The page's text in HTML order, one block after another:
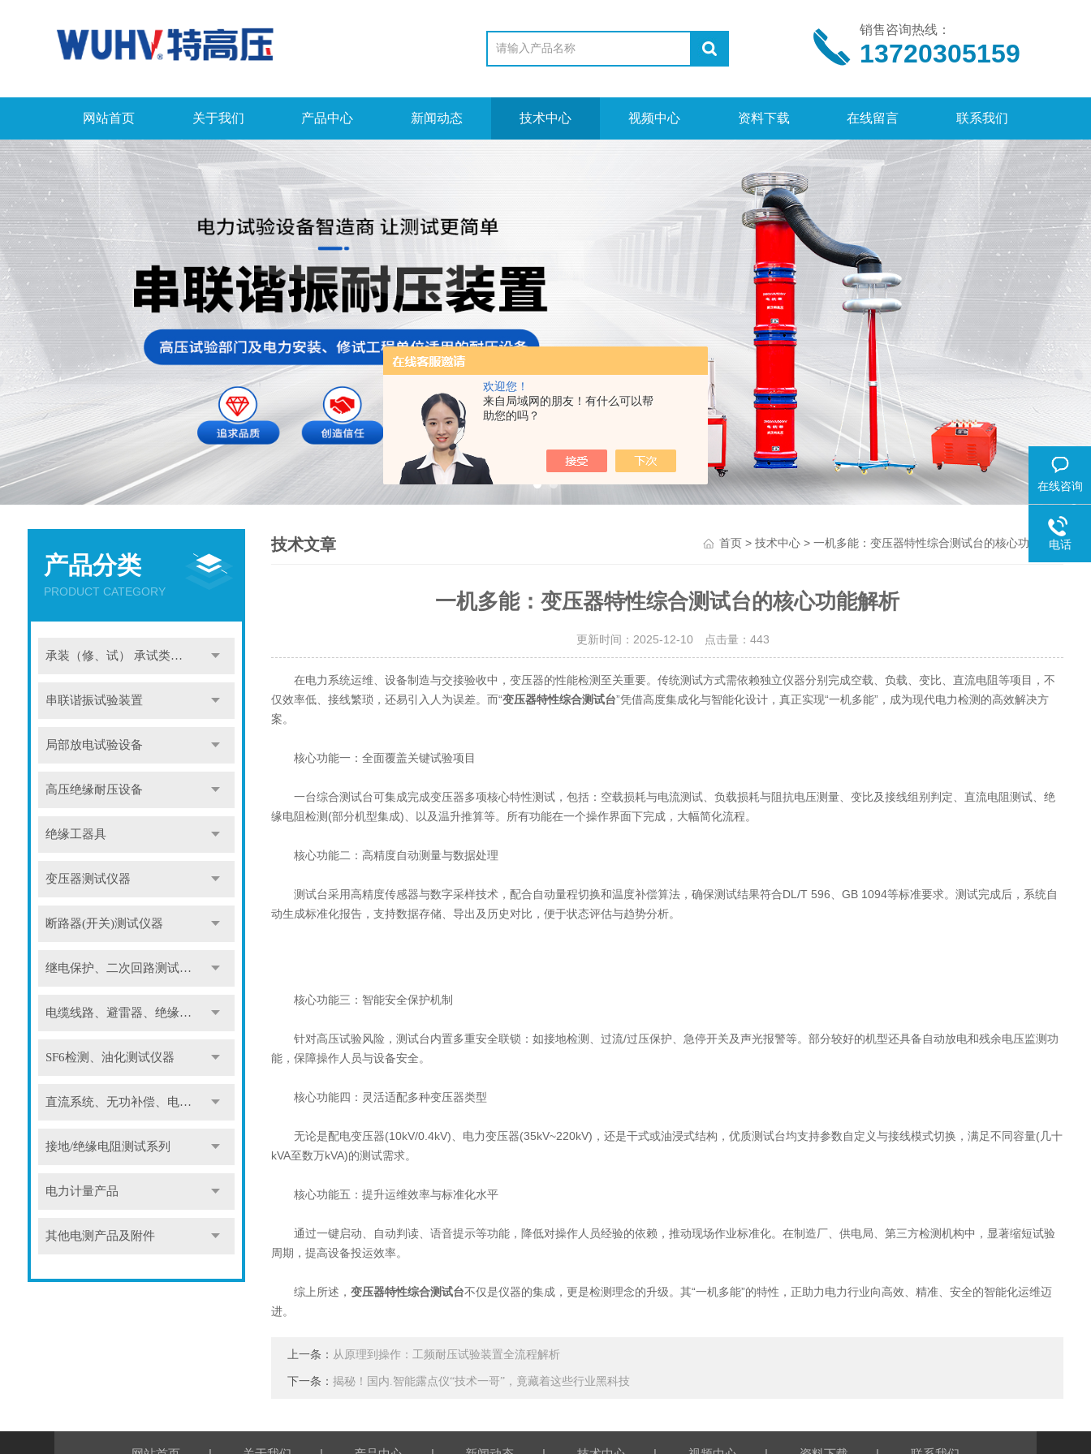
欢迎您！
来自局域网的朋友！有什么可以帮
助您的吗？
销售咨询热线：
13720305159
网站首页 关于我们 产品中心 新闻动态 技术中心 视频中心 资料下载 在线留言 联系我们
产品分类
PRODUCT CATEGORY
承装（修、试） 承试类仪器
串联谐振试验装置
局部放电试验设备
高压绝缘耐压设备
绝缘工器具
变压器测试仪器
断路器(开关)测试仪器
继电保护、二次回路测试仪器
电缆线路、避雷器、绝缘子测试仪器
SF6检测、油化测试仪器
直流系统、无功补偿、电池电机检测仪器
接地/绝缘电阻测试系列
电力计量产品
其他电测产品及附件
技术文章 首页 >技术中心 > 一机多能：变压器特性综合测试台的核心功能解析
一机多能：变压器特性综合测试台的核心功能解析
更新时间：2025-12-10 点击量：443
在电力系统运维、设备制造与交接验收中，变压器的性能检测至关重要。传统测试方式需依赖独立仪器分别完成空载、负载、变比、直流电阻等项目，不
仅效率低、接线繁琐，还易引入人为误差。而“变压器特性综合测试台”凭借高度集成化与智能化设计，真正实现“一机多能”，成为现代电力检测的高效解决方
案。
核心功能一：全面覆盖关键试验项目
一台综合测试台可集成完成变压器多项核心特性测试，包括：空载损耗与电流测试、负载损耗与阻抗电压测量、变比及接线组别判定、直流电阻测试、绝
缘电阻检测(部分机型集成)、以及温升推算等。所有功能在一个操作界面下完成，大幅简化流程。
核心功能二：高精度自动测量与数据处理
测试台采用高精度传感器与数字采样技术，配合自动量程切换和温度补偿算法，确保测试结果符合DL/T 596、GB 1094等标准要求。测试完成后，系统自
动生成标准化报告，支持数据存储、导出及历史对比，便于状态评估与趋势分析。
核心功能三：智能安全保护机制
针对高压试验风险，测试台内置多重安全联锁：如接地检测、过流/过压保护、急停开关及声光报警等。部分较好的机型还具备自动放电和残余电压监测功
能，保障操作人员与设备安全。
核心功能四：灵活适配多种变压器类型
无论是配电变压器(10kV/0.4kV)、电力变压器(35kV~220kV)，还是干式或油浸式结构，优质测试台均支持参数自定义与接线模式切换，满足不同容量(几十
kVA至数万kVA)的测试需求。
核心功能五：提升运维效率与标准化水平
通过一键启动、自动判读、语音提示等功能，降低对操作人员经验的依赖，推动现场作业标准化。在制造厂、供电局、第三方检测机构中，显著缩短试验
周期，提高设备投运效率。
综上所述， 变压器特性综合测试台不仅是仪器的集成，更是检测理念的升级。其“一机多能”的特性，正助力电力行业向高效、精准、安全的智能化运维迈
进。
上一条： 从原理到操作：工频耐压试验装置全流程解析
下一条： 揭秘！国内.智能露点仪“技术一哥”，竟藏着这些行业黑科技
在线咨询
电话